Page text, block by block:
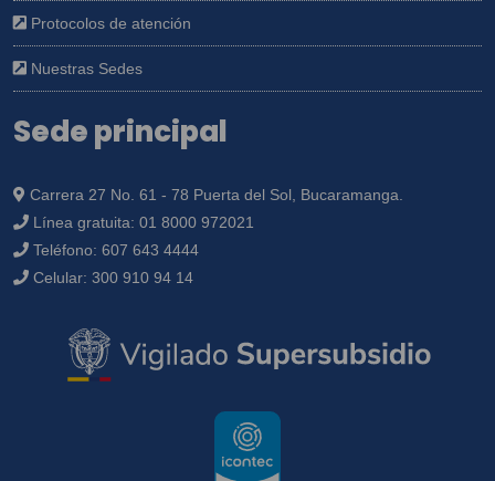
Protocolos de atención
Nuestras Sedes
Sede principal
Carrera 27 No. 61 - 78 Puerta del Sol, Bucaramanga.
Línea gratuita: 01 8000 972021
Teléfono: 607 643 4444
Celular: 300 910 94 14